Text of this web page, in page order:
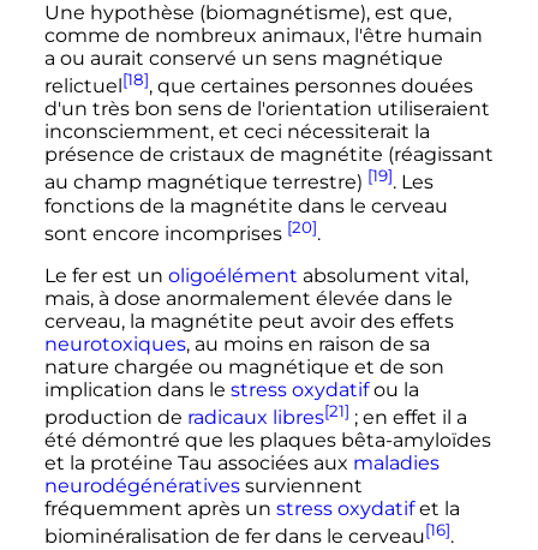
Une hypothèse (biomagnétisme), est que,
comme de nombreux animaux, l'être humain
a ou aurait conservé un sens magnétique
relictuel [18], que certaines personnes douées
d'un très bon sens de l'orientation utiliseraient
inconsciemment, et ceci nécessiterait la
présence de cristaux de magnétite (réagissant
au champ magnétique terrestre) [19]. Les
fonctions de la magnétite dans le cerveau
sont encore incomprises [20].
Le fer est un oligoélément absolument vital,
mais, à dose anormalement élevée dans le
cerveau, la magnétite peut avoir des effets
neurotoxiques, au moins en raison de sa
nature chargée ou magnétique et de son
implication dans le stress oxydatifou la
production de radicaux libres[21] ; en effet il a
été démontré que les plaques bêta-amyloïdes
et la protéine Tau associées aux maladies
neurodégénérativessurviennent
fréquemment après un stress oxydatifet la
biominéralisation de fer dans le cerveau[16].